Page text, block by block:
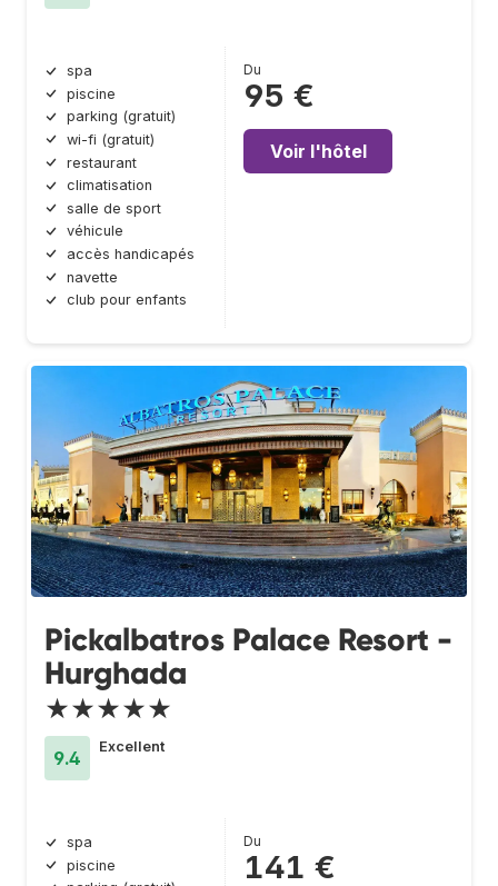
spa
piscine
parking (gratuit)
wi-fi (gratuit)
restaurant
climatisation
salle de sport
véhicule
accès handicapés
navette
club pour enfants
Du
95 €
Voir l'hôtel
Pickalbatros Palace Resort -
Hurghada
★★★★★
9.4
Excellent
spa
piscine
Du
141 €